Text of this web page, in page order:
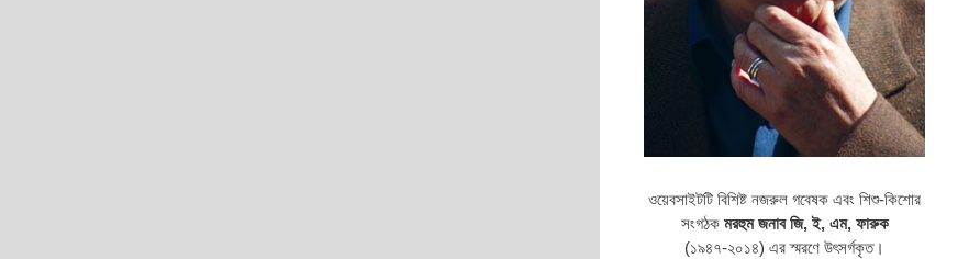
ওয়েবসাইটটি বিশিষ্ট নজরুল গবেষক এবং শিশু-কিশোর
সংগঠকমরহুম জনাব জি, ই, এম, ফারুক
(১৯৪৭-২০১৪) এর স্মরণে উৎসর্গকৃত।